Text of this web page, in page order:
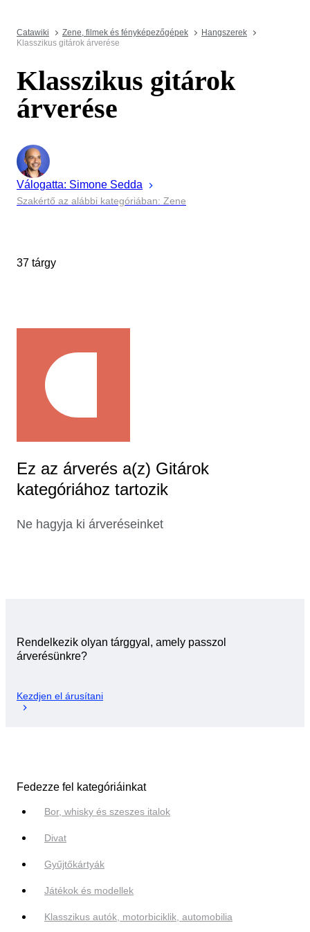
Catawiki Zene, filmek és fényképezőgépek
Hangszerek
Klasszikus gitárok árverése
Klasszikus gitárok
árverése
Válogatta: Simone Sedda
Szakértő az alábbi kategóriában: Zene
37 tárgy
Ez az árverés a(z) Gitárok
kategóriához tartozik
Ne hagyja ki árveréseinket
Rendelkezik olyan tárggyal, amely passzol
árverésünkre?
Kezdjen el árusítani
Fedezze fel kategóriáinkat
Bor, whisky és szeszes italok
Divat
Gyűjtőkártyák
Játékok és modellek
Klasszikus autók, motorbiciklik, automobilia